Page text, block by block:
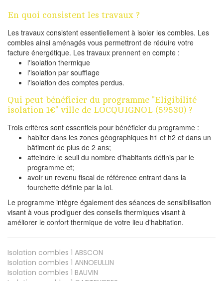
En quoi consistent les travaux ?
Les travaux consistent essentiellement à isoler les combles. Les
combles ainsi aménagés vous permettront de réduire votre
facture énergétique. Les travaux prennent en compte :
l'isolation thermique
l'isolation par soufflage
l'isolation des comptes perdus.
Qui peut bénéficier du programme "Eligibilité
isolation 1€" ville de LOCQUIGNOL (59530) ?
Trois critères sont essentiels pour bénéficier du programme :
habiter dans les zones géographiques h1 et h2 et dans un
bâtiment de plus de 2 ans;
atteindre le seuil du nombre d'habitants définis par le
programme et;
avoir un revenu fiscal de référence entrant dans la
fourchette définie par la loi.
Le programme intègre également des séances de sensibilisation
visant à vous prodiguer des conseils thermiques visant à
améliorer le confort thermique de votre lieu d'habitation.
Isolation combles 1 ABSCON
Isolation combles 1 ANNOEULLIN
Isolation combles 1 BAUVIN